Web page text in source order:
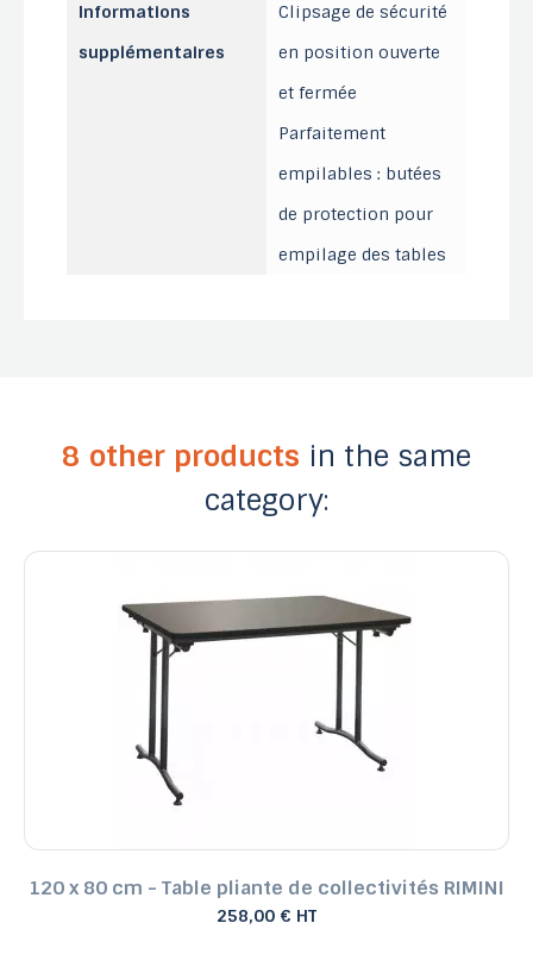
Informations
supplémentaires
Clipsage de sécurité
en position ouverte
et fermée
Parfaitement
empilables : butées
de protection pour
empilage des tables
8 other products in the same
category:
120 x 80 cm - Table pliante de collectivités RIMINI
258,00 € HT